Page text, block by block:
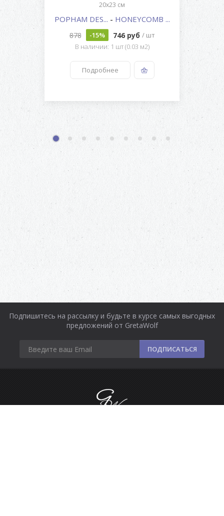
20x23 см
POPHAM DES... - HONEYCOMB ...
878 -15% 746 руб / шт
В наличии: 1 шт (0.03 м2)
Подробнее
1 2 3 4 5 6 7 8 9
Подпишитесь на рассылку и будьте в курсе самых выгодных
предложений от GretaWolf
ПОДПИСАТЬСЯ